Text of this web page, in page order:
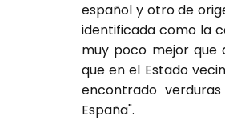
español y otro de
identificada como la
muy poco mejor que
que en el Estado
encontrado
España".